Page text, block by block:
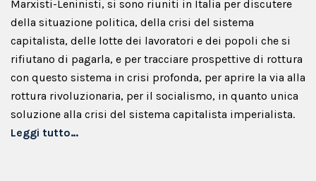
Marxisti-Leninisti, si sono riuniti in Italia per discutere
della situazione politica, della crisi del sistema
capitalista, delle lotte dei lavoratori e dei popoli che si
rifiutano di pagarla, e per tracciare prospettive di rottura
con questo sistema in crisi profonda, per aprire la via alla
rottura rivoluzionaria, per il socialismo, in quanto unica
soluzione alla crisi del sistema capitalista imperialista.
Leggi tutto…